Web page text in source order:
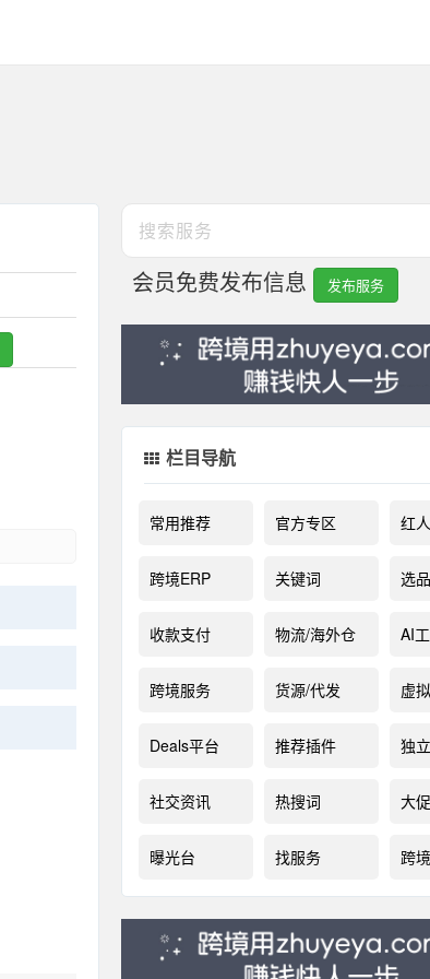
会员免费发布信息 发布服务
栏目导航
常用推荐 官方专区 红
跨境ERP 关键词 选
收款支付 物流/海外仓 AI
跨境服务 货源/代发 虚
Deals平台 推荐插件 独
社交资讯 热搜词 大
曝光台 找服务 跨